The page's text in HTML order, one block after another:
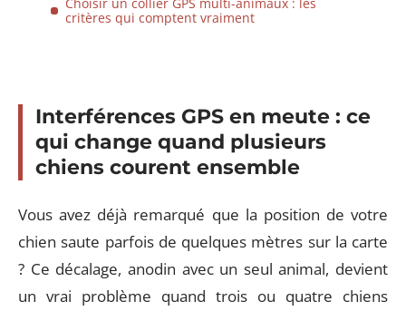
critères qui comptent vraiment
Interférences GPS en meute : ce
qui change quand plusieurs
chiens courent ensemble
Vous avez déjà remarqué que la position de votre
chien saute parfois de quelques mètres sur la carte
? Ce décalage, anodin avec un seul animal, devient
un vrai problème quand trois ou quatre chiens